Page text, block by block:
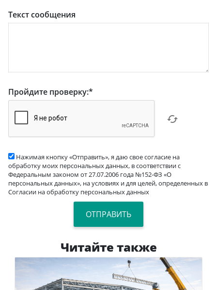
Текст сообщения
Пройдите проверку:*
Нажимая кнопку «Отправить», я даю свое согласие на
обработку моих персональных данных, в соответствии с
Федеральным законом от 27.07.2006 года №152-ФЗ «О
персональных данных», на условиях и для целей, определенных в
Согласии на обработку персональных данных
Читайте также